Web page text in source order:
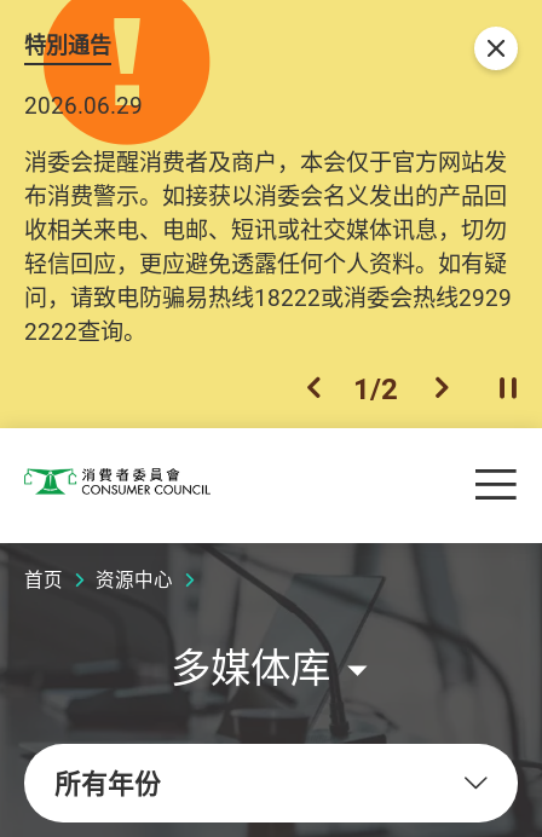
特別通告
2026.06.29
消委会提醒消费者及商户，本会仅于官方网站发
布消费警示。如接获以消委会名义发出的产品回
收相关来电、电邮、短讯或社交媒体讯息，切勿
轻信回应，更应避免透露任何个人资料。如有疑
问，请致电防骗易热线18222或消委会热线2929
2222查询。
2025.10.31
为提升使用者体验及网络安全，本会的投诉处理
系统已经进行升级及推出新功能。由2025年11月
10日起，消费者需要提供基本联络资料（包括姓
名、电邮及电话）注册帐户，才可提交投诉、查
询及建议。所有提交纪录将清晰整合于帐户中，
方便日后作出跟进。
上一个
2/2 下一个开
关闭
消费者委员会 目
首页 资源中心
多媒体库
所有年份